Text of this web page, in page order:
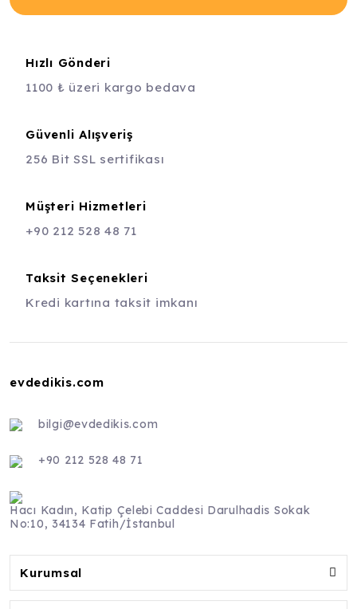
Hızlı Gönderi
1100 ₺ üzeri kargo bedava
Güvenli Alışveriş
256 Bit SSL sertifikası
Müşteri Hizmetleri
+90 212 528 48 71
Taksit Seçenekleri
Kredi kartına taksit imkanı
evdedikis.com
bilgi@evdedikis.com
+90 212 528 48 71
Hacı Kadın, Katip Çelebi Caddesi Darulhadis Sokak
No:10, 34134 Fatih/İstanbul
Kurumsal